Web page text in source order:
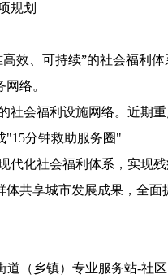
规划
高效、可持续”的社会福利
络。
社会福利设施网络。近期
"15分钟救助服务圈"
代化社会福利体系，实现
体共享城市发展成果，全面
道（乡镇）专业服务站-社